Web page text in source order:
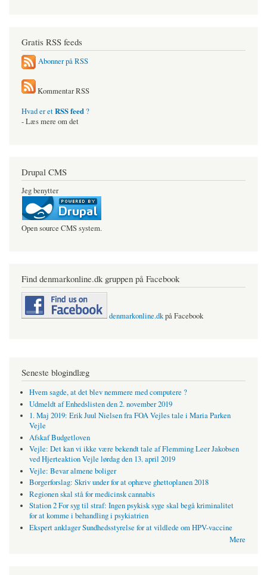
Gratis RSS feeds
Abonner på RSS
Kommentar RSS
Hvad er etRSS feed ?
- Læs mere om det
Drupal CMS
Jeg benytter
Open source CMS system.
Find denmarkonline.dk gruppen på Facebook
denmarkonline.dkpå Facebook
Seneste blogindlæg
Hvem sagde, at det blev nemmere med computere ?
Udmeldt af Enhedslisten den 2. november 2019
1. Maj 2019: Erik Juul Nielsen fra FOA Vejles tale i Maria Parken
Vejle
Afskaf Budgetloven
Vejle: Det kan vi ikke være bekendt tale af Flemming Leer Jakobsen
ved Hjerteaktion Vejle lørdag den 13. april 2019
Vejle: Bevar almene boliger
Borgerforslag: Skriv under for at ophæve ghettoplanen 2018
Regionen skal stå for medicinsk cannabis
Station 2 For syg til straf: Ingen psykisk syge skal begå kriminalitet
for at komme i behandling i psykiatrien
Ekspert anklager Sundhedsstyrelse for at vildlede om HPV-vaccine
Mere